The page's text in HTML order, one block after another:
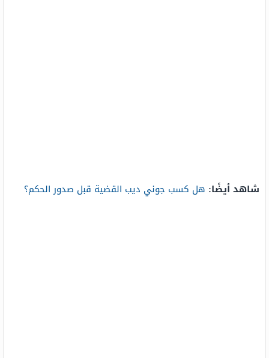
شاهد أيضًا: هل كسب جوني ديب القضية قبل صدور الحكم؟